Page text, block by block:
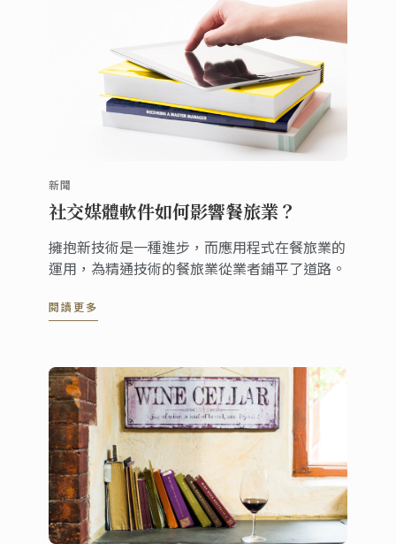
新聞
社交媒體軟件如何影響餐旅業？
擁抱新技術是一種進步，而應用程式在餐旅業的
運用，為精通技術的餐旅業從業者鋪平了道路。
閱讀更多